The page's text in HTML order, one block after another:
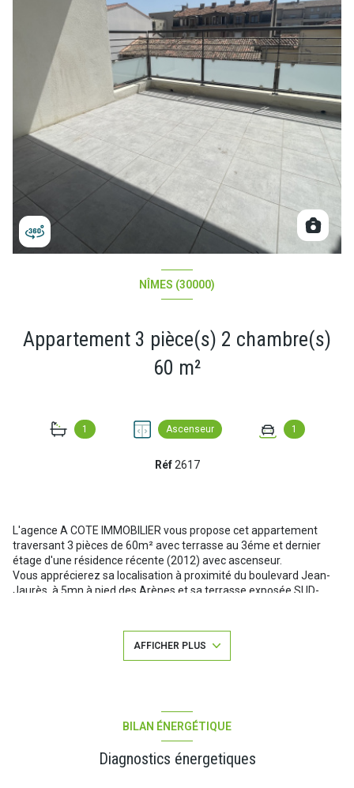
NÎMES (30000)
Appartement 3 pièce(s) 2 chambre(s)
60 m²
1 Ascenseur 1
Réf2617
L'agence A COTE IMMOBILIER vous propose cet appartement
traversant 3 pièces de 60m² avec terrasse au 3éme et dernier
étage d'une résidence récente (2012) avec ascenseur.
Vous apprécierez sa localisation à proximité du boulevard Jean-
Jaurès, à 5mn à pied des Arènes et sa terrasse exposée SUD-
donnant accès à la terrasse. 2 chambres avec placards, une salle
de bain, et un wc séparé. Une place de stationnement privative en
appartement récent et très bien situé.
Climatisation réversible.
La taxe foncière du bien est de 1111 Euros dont 198 Euros de
AFFICHER PLUS
BILAN ÉNERGÉTIQUE
Diagnostics énergetiques